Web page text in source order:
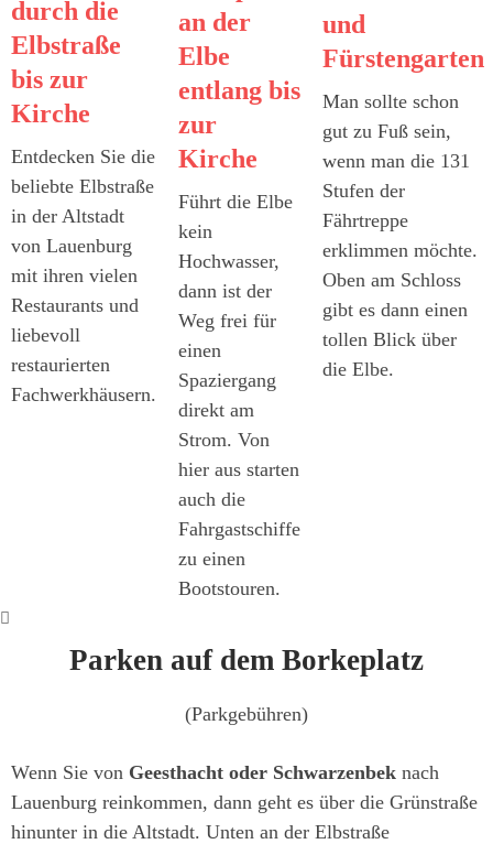
durch die
Elbstraße
bis zur
Kirche
Entdecken Sie die
beliebte Elbstraße
in der Altstadt
von Lauenburg
mit ihren vielen
Restaurants und
liebevoll
restaurierten
Fachwerkhäusern.
an der
Elbe
entlang bis
zur
Kirche
Führt die Elbe
kein
Hochwasser,
dann ist der
Weg frei für
einen
Spaziergang
direkt am
Strom. Von
hier aus starten
auch die
Fahrgastschiffe
zu einen
Bootstouren.
und
Fürstengarten
Man sollte schon
gut zu Fuß sein,
wenn man die 131
Stufen der
Fährtreppe
erklimmen möchte.
Oben am Schloss
gibt es dann einen
tollen Blick über
die Elbe.
Parken auf dem Borkeplatz
(Parkgebühren)
Wenn Sie von Geesthacht oder Schwarzenbek nach
Lauenburg reinkommen, dann geht es über die Grünstraße
hinunter in die Altstadt. Unten an der Elbstraße